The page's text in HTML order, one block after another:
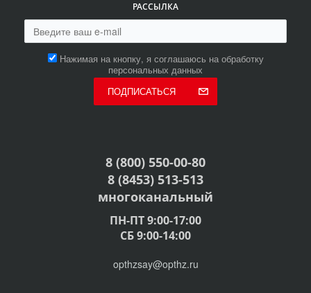
РАССЫЛКА
Нажимая на кнопку, я соглашаюсь на обработку
персональных данных
ПОДПИСАТЬСЯ
8 (800) 550-00-80
8 (8453) 513-513
многоканальный
ПН-ПТ 9:00-17:00
СБ 9:00-14:00
opthzsay@opthz.ru